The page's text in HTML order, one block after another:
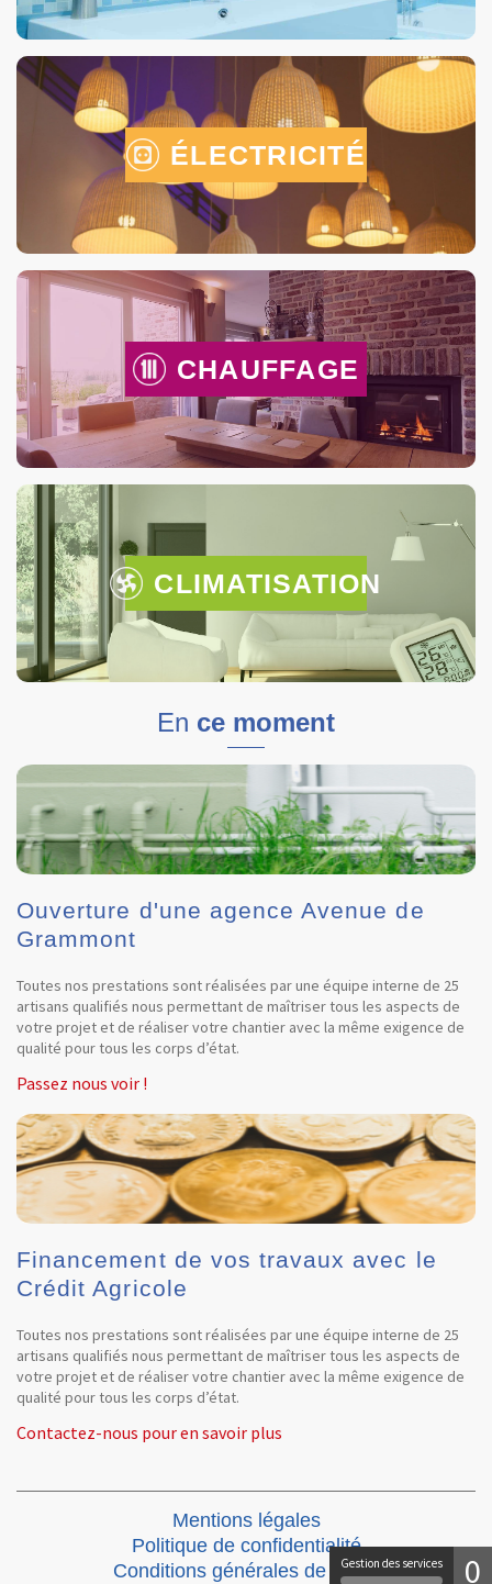
ÉLECTRICITÉ
CHAUFFAGE
CLIMATISATION
En ce moment
Ouverture d'une agence Avenue de
Grammont
Toutes nos prestations sont réalisées par une équipe interne de 25
artisans qualifiés nous permettant de maîtriser tous les aspects de
votre projet et de réaliser votre chantier avec la même exigence de
qualité pour tous les corps d’état.
Passez nous voir !
Financement de vos travaux avec le
Crédit Agricole
Toutes nos prestations sont réalisées par une équipe interne de 25
artisans qualifiés nous permettant de maîtriser tous les aspects de
votre projet et de réaliser votre chantier avec la même exigence de
qualité pour tous les corps d’état.
Contactez-nous pour en savoir plus
Mentions légales
Politique de confidentialité
Conditions générales de venteGestion des services 0